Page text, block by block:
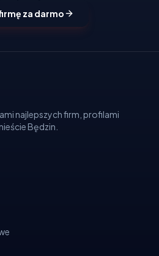
za darmo
najlepszych firm, profilami
Będzin.